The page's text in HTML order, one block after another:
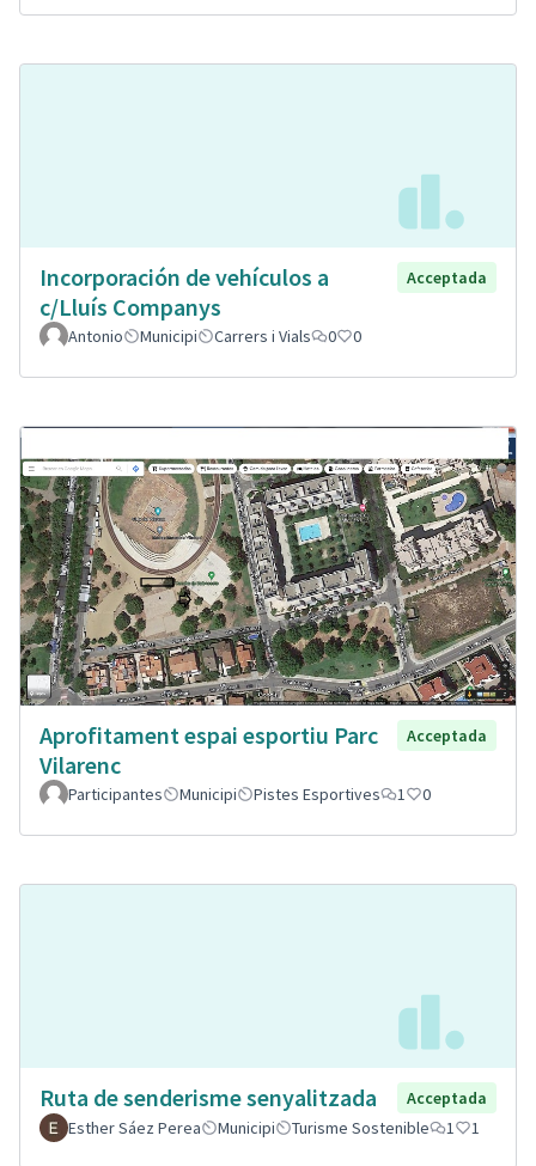
Incorporación de vehículos a
c/Lluís Companys
Acceptada
Antonio Municipi Carrers i Vials 0 0
Aprofitament espai esportiu Parc
Vilarenc
Acceptada
Participantes Municipi Pistes Esportives 1 0
Ruta de senderisme senyalitzada
Acceptada
Esther Sáez Perea
Municipi Turisme Sostenible 1 1